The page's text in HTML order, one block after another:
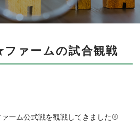
ァームの試合観戦
ーム公式戦を観戦してきました⚾